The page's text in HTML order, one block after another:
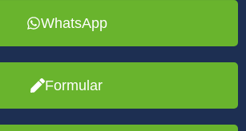
WhatsApp
Formular